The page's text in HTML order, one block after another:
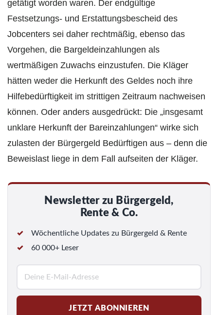
getätigt worden waren. Der endgültige
Festsetzungs- und Erstattungsbescheid des
Jobcenters sei daher rechtmäßig, ebenso das
Vorgehen, die Bargeldeinzahlungen als
wertmäßigen Zuwachs einzustufen. Die Kläger
hätten weder die Herkunft des Geldes noch ihre
Hilfebedürftigkeit im strittigen Zeitraum nachweisen
können. Oder anders ausgedrückt: Die „insgesamt
unklare Herkunft der Bareinzahlungen“ wirke sich
zulasten der Bürgergeld Bedürftigen aus – denn die
Beweislast liege in dem Fall aufseiten der Kläger.
Newsletter zu Bürgergeld,
Rente & Co.
Wöchentliche Updates zu Bürgergeld & Rente
60 000+ Leser
M
a
JETZT ABONNIEREN